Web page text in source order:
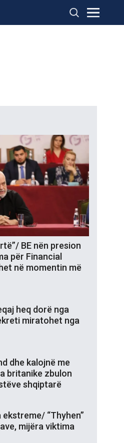
BE nën presion
për Financial
në momentin më
heq dorë nga
miratohet nga
dhe kalojnë me
britanike zbulon
shqiptarë
“Thyhen”
mijëra viktima